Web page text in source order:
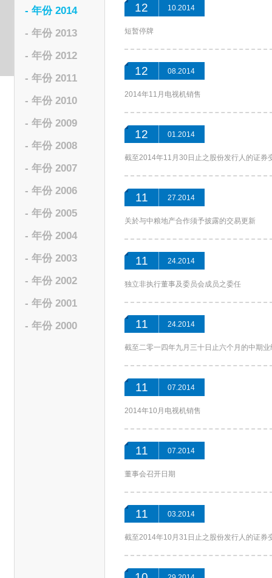
- 年份 2014
- 年份 2013
- 年份 2012
- 年份 2011
- 年份 2010
- 年份 2009
- 年份 2008
- 年份 2007
- 年份 2006
- 年份 2005
- 年份 2004
- 年份 2003
- 年份 2002
- 年份 2001
- 年份 2000
12 10.2014
短暂停牌
12 08.2014
2014年11月电视机销售
12 01.2014
截至2014年11月30日止之股份发行人的证券
11 27.2014
关於与中粮地产合作须予披露的交易更新
11 24.2014
独立非执行董事及委员会成员之委任
11 24.2014
截至二零一四年九月三十日止六个月的中期业
11 07.2014
2014年10月电视机销售
11 07.2014
董事会召开日期
11 03.2014
截至2014年10月31日止之股份发行人的证券